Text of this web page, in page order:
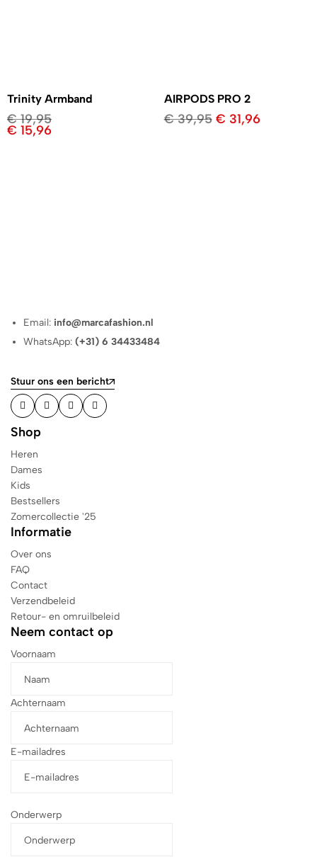
Trinity Armband
€19,95
€ 15,96
AIRPODS PRO 2
€39,95 € 31,96
Email: info@marcafashion.nl
WhatsApp:(+31) 6 34433484
Stuur ons een bericht
Shop
Heren
Dames
Kids
Bestsellers
Zomercollectie '25
Informatie
Over ons
FAQ
Contact
Verzendbeleid
Retour- en omruilbeleid
Neem contact op
Voornaam
Achternaam
E-mailadres
Onderwerp